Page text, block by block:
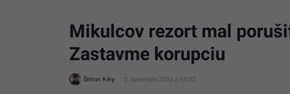
Mikulcov rezort mal
Zastavme korupciu
Šimon Kéry 2. decembra 2022 o 13:32